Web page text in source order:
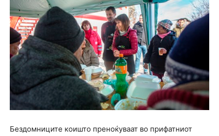
Бездомниците коишто преноќуваат во прифатниот